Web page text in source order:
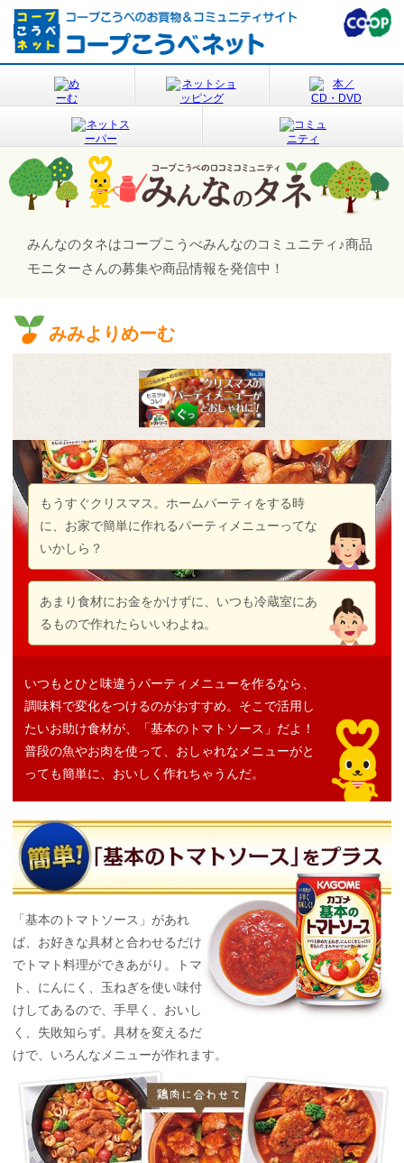
みんなのタネはコープこうべみんなのコミュニティ♪商品
モニターさんの募集や商品情報を発信中！
みみよりめーむ
もうすぐクリスマス。ホームパーティをする時
に、お家で簡単に作れるパーティメニューってな
いかしら？
あまり食材にお金をかけずに、いつも冷蔵室にあ
るもので作れたらいいわよね。
いつもとひと味違うパーティメニューを作るなら、
調味料で変化をつけるのがおすすめ。そこで活用し
たいお助け食材が、「基本のトマトソース」だよ！
普段の魚やお肉を使って、おしゃれなメニューがと
っても簡単に、おいしく作れちゃうんだ。
「基本のトマトソース」があれ
ば、お好きな具材と合わせるだけ
でトマト料理ができあがり。トマ
ト、にんにく、玉ねぎを使い味付
けしてあるので、手早く、おいし
く、失敗知らず。具材を変えるだ
けで、いろんなメニューが作れます。